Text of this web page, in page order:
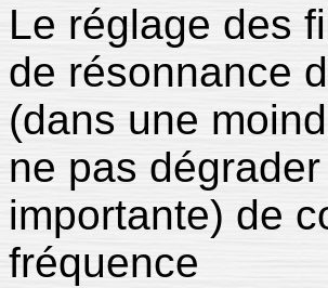
Le réglage des
de résonnance
(dans une
ne pas
importante) de
fréquence